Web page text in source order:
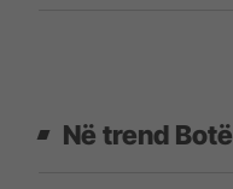
Në trend Botë